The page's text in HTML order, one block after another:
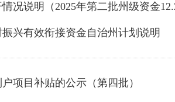
兴有效衔接资金自治州计划说明
项目补贴的公示（第四批）